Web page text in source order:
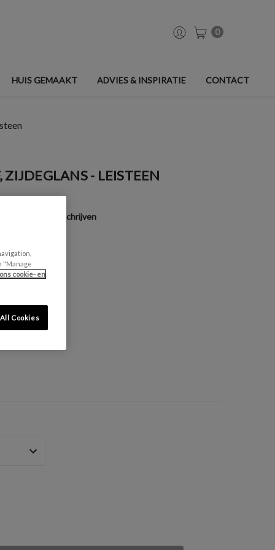
0
HUIS GEMAAKT ADVIES & INSPIRATIE CONTACT
ZIJDEGLANS - LEISTEEN
Een beoordeling schrijven
"Manage
cookie- en
Cookies